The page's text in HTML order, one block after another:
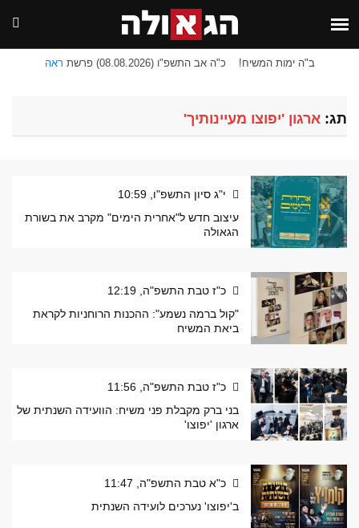
ב"ה ימות המשיח! כ"ה אב התשפ"ו (08.08.2026) פרשת ראה
תג: ארגון 'יפוצו מעיינותיך'
י"ג סיון התשפ"ו, 10:59
עיצוב חדש ל"אחרית הימים" מקרב את בשורת
הגאולה
כ"ז טבת התשפ"ה, 12:19
"קול ברמה נשמע": ההכנות הרוחניות לקראת
ביאת המשיח
כ"ז טבת התשפ"ה, 11:56
בני ברק מקבלת פני משיח: הוועידה השנתית של
ארגון 'יפוצו'
כ"א טבת התשפ"ה, 11:47
ב'יפוצו' נערכים לועידה השנתית